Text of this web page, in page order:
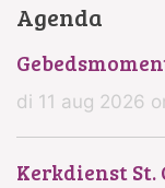
Agenda
di 11 aug 2026
Kerkdienst